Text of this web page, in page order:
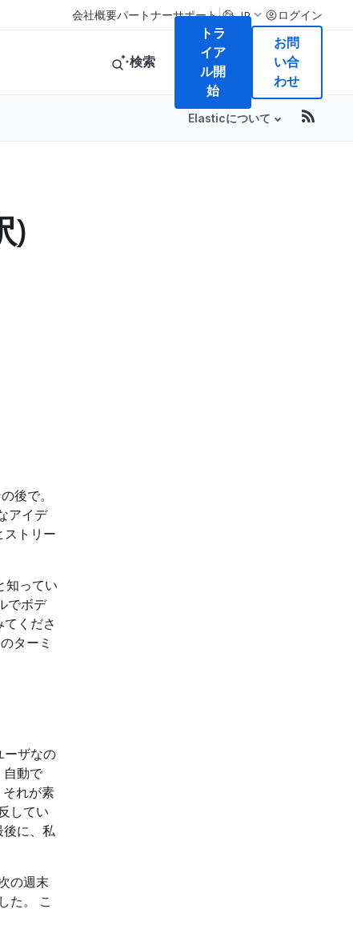
会社概要パートナーサポート| JP ログイン
検索
トラ
イア
ル開
始
お問
い合
わせ
Elasticについて
)
後で。
アイデ
ストリー
知ってい
でボデ
くださ
ターミ
ーザなの
自動で
れが素
してい
後に、私
の週末
た。 こ